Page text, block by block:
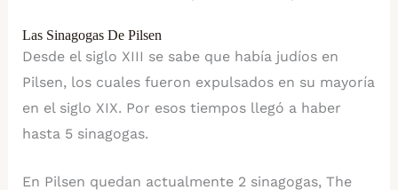
Las Sinagogas De Pilsen
Desde el siglo XIII se sabe que había judíos en
Pilsen, los cuales fueron expulsados en su mayoría
en el siglo XIX. Por esos tiempos llegó a haber
hasta 5 sinagogas.
En Pilsen quedan actualmente 2 sinagogas, The